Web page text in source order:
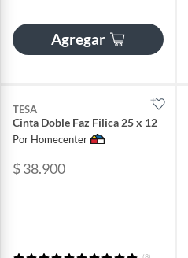
Agregar
TESA
Cinta Doble Faz Filica 25 x 12
Por Homecenter
$ 38.900